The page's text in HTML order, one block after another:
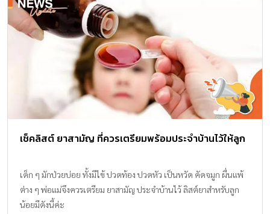
เช็คลิสต์ ยาสามัญ ที่ควรเตรียมพร้อมประจำบ้านไว้ให้ลูก
เด็ก ๆ มักป่วยบ่อย ทั้งมีไข้ ปวดท้อง ปวดหัว เป็นหวัด คัดจมูก ผื่นแพ้
ต่าง ๆ พ่อแม่จึงควรเตรียม ยาสามัญ ประจำบ้านไว้ ลิสต์ยาสำหรับลูก
น้อยมีดังนี้ค่ะ